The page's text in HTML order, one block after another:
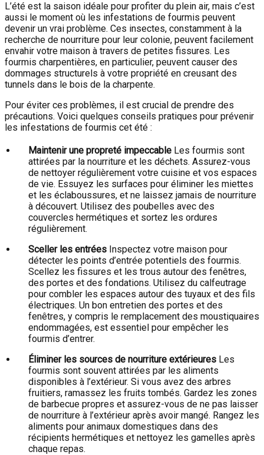
L’été est la saison idéale pour profiter du plein air, mais c’est
aussi le moment où les infestations de fourmis peuvent
devenir un vrai problème. Ces insectes, constamment à la
recherche de nourriture pour leur colonie, peuvent facilement
envahir votre maison à travers de petites fissures. Les
fourmis charpentières, en particulier, peuvent causer des
dommages structurels à votre propriété en creusant des
tunnels dans le bois de la charpente.
Pour éviter ces problèmes, il est crucial de prendre des
précautions. Voici quelques conseils pratiques pour prévenir
les infestations de fourmis cet été :
Maintenir une propreté impeccable Les fourmis sont
attirées par la nourriture et les déchets. Assurez-vous
de nettoyer régulièrement votre cuisine et vos espaces
de vie. Essuyez les surfaces pour éliminer les miettes
et les éclaboussures, et ne laissez jamais de nourriture
à découvert. Utilisez des poubelles avec des
couvercles hermétiques et sortez les ordures
régulièrement.
Sceller les entrées Inspectez votre maison pour
détecter les points d’entrée potentiels des fourmis.
Scellez les fissures et les trous autour des fenêtres,
des portes et des fondations. Utilisez du calfeutrage
pour combler les espaces autour des tuyaux et des fils
électriques. Un bon entretien des portes et des
fenêtres, y compris le remplacement des moustiquaires
endommagées, est essentiel pour empêcher les
fourmis d’entrer.
Éliminer les sources de nourriture extérieures Les
fourmis sont souvent attirées par les aliments
disponibles à l’extérieur. Si vous avez des arbres
fruitiers, ramassez les fruits tombés. Gardez les zones
de barbecue propres et assurez-vous de ne pas laisser
de nourriture à l’extérieur après avoir mangé. Rangez les
aliments pour animaux domestiques dans des
récipients hermétiques et nettoyez les gamelles après
chaque repas.